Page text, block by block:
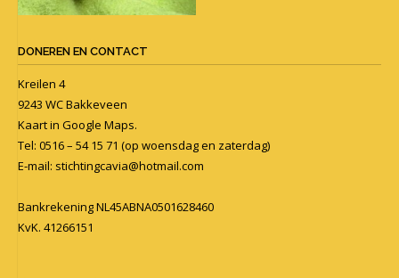
DONEREN EN CONTACT
Kreilen 4
9243 WC Bakkeveen
Kaart in Google Maps.
Tel: 0516 – 54 15 71 (op woensdag en zaterdag)
E-mail: stichtingcavia@hotmail.com
Bankrekening NL45ABNA0501628460
KvK. 41266151